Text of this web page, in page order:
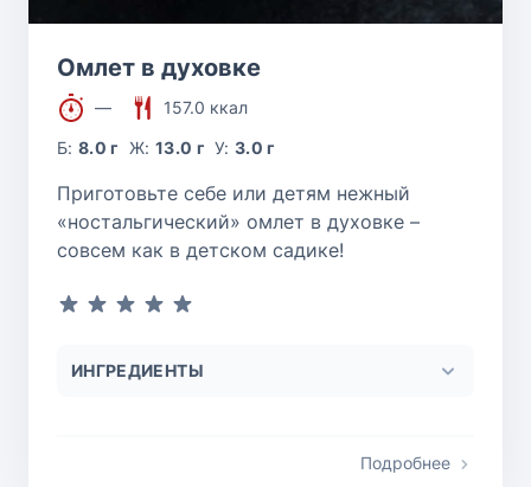
Омлет в духовке
—
157.0 ккал
Б:8.0 г Ж: 13.0 г У:3.0 г
Приготовьте себе или детям нежный
«ностальгический» омлет в духовке –
совсем как в детском садике!
ИНГРЕДИЕНТЫ
Подробнее